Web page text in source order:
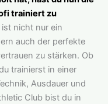
trainiert zu
ist nicht nur ein
auch der perfekte
zu stärken. Ob
trainierst in einer
Ausdauer und
Club bist du in